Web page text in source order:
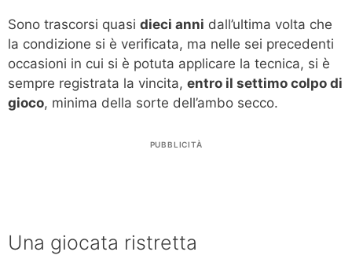
Sono trascorsi quasi dieci anni dall’ultima volta che
la condizione si è verificata, ma nelle sei precedenti
occasioni in cui si è potuta applicare la tecnica, si è
sempre registrata la vincita, entro il settimo colpo di
gioco, minima della sorte dell’ambo secco.
PUBBLICITÀ
Una giocata ristretta